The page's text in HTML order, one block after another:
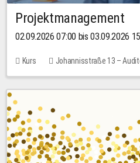
Projektmanagement
02.09.2026 07:00 bis 03.09.2026
Kurs
Johannisstraße 13 –
Keine freien Plätze
30,00 EUR